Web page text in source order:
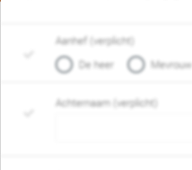
Aanhef (verplicht)
De heer
Mevrouw
Achternaam (verplicht)